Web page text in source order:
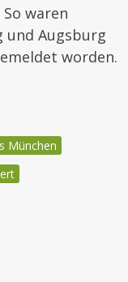
waren
und Augsburg
worden.
München